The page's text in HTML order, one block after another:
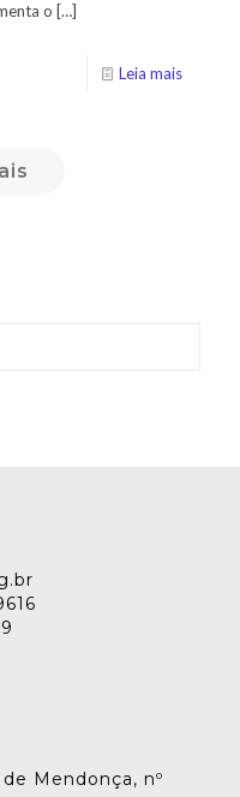
o […]
Leia mais
Mendonça, nº